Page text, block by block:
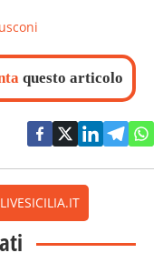
questo articolo